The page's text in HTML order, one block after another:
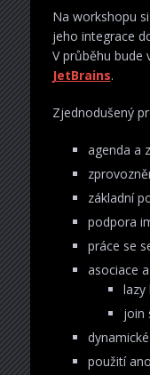
Na workshopu
jeho integrace
V průběhu bude
JetBrains.
Zjednodušený
agenda a
základní
podpora
práce se
asociace
lazy
join
dynamické
použití